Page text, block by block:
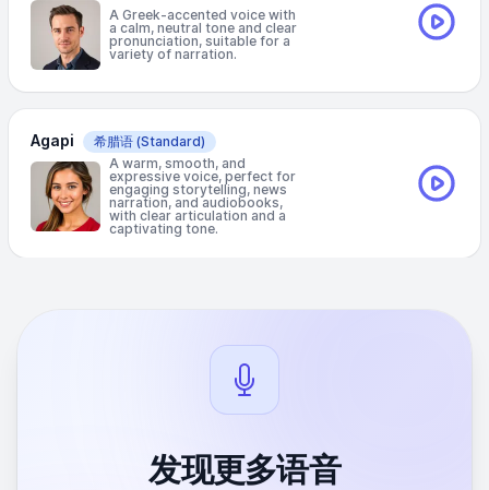
A Greek-accented voice with
a calm, neutral tone and clear
pronunciation, suitable for a
variety of narration.
Agapi 希腊语 (Standard)
A warm, smooth, and
expressive voice, perfect for
engaging storytelling, news
narration, and audiobooks,
with clear articulation and a
captivating tone.
发现更多语音